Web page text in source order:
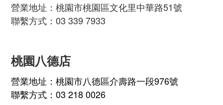
營業地址：桃園市桃園區文化里中華路51號
聯繫方式：03 339 7933
桃園八德店
營業地址：桃園市八德區介壽路一段976號
聯繫方式：03 218 0026